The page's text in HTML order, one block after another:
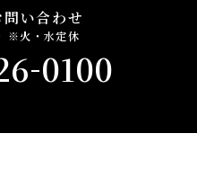
い合わせ
※火・水定休
-0100